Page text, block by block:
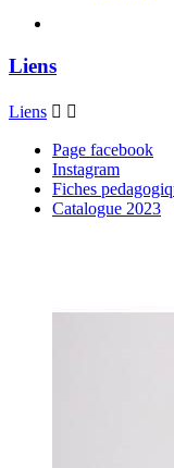
Liens
Liens  
Page facebook
Instagram
Fiches
Catalogue 2023